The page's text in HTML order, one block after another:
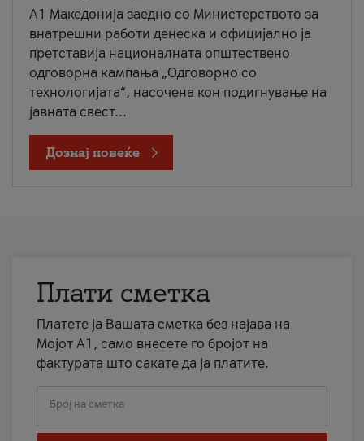
A1 Македонија заедно со Министерството за
внатрешни работи денеска и официјално ја
претставија националната општествено
одговорна кампања „Одговорно со
технологијата“, насочена кон подигнување на
јавната свест...
Дознај повеќе
Плати сметка
Платете ја Вашата сметка без најава на
Мојот А1, само внесете го бројот на
фактурата што сакате да ја платите.
Број на сметка